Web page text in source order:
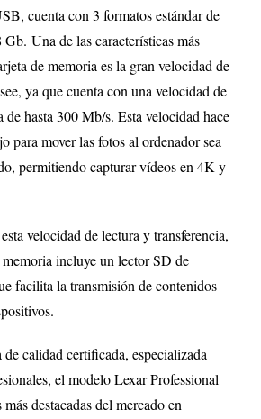
cuenta con 3 formatos estándar de
Una de las características más
de memoria es la gran velocidad de
ya que cuenta con una velocidad de
de hasta 300 Mb/s. Esta velocidad hace
para mover las fotos al ordenador sea
permitiendo capturar vídeos en 4K y
velocidad de lectura y transferencia,
incluye un lector SD de
facilita la transmisión de contenidos
de calidad certificada, especializada
el modelo Lexar Professional
destacadas del mercado en